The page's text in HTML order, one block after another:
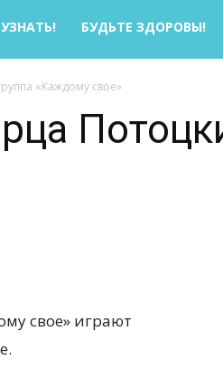
БУДЬТЕ ЗДОРОВЫ!
«Каждому свое»
свое» играют